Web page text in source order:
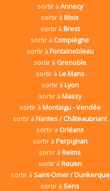
sortir à Annecy
sortir àBlois
sortir à Brest
sortir à Compiègne
sortir à Fontainebleau
sortir à Grenoble
sortir à Le Mans
sortir à Lyon
sortir à Massy
sortir à Montaigu - Vendée
sortir àNantes / Châteaubriant
sortir à Orléans
sortir à Perpignan
sortir àReims
sortir à Rouen
sortir à Saint-Omer / Dunkerque
sortir àSens